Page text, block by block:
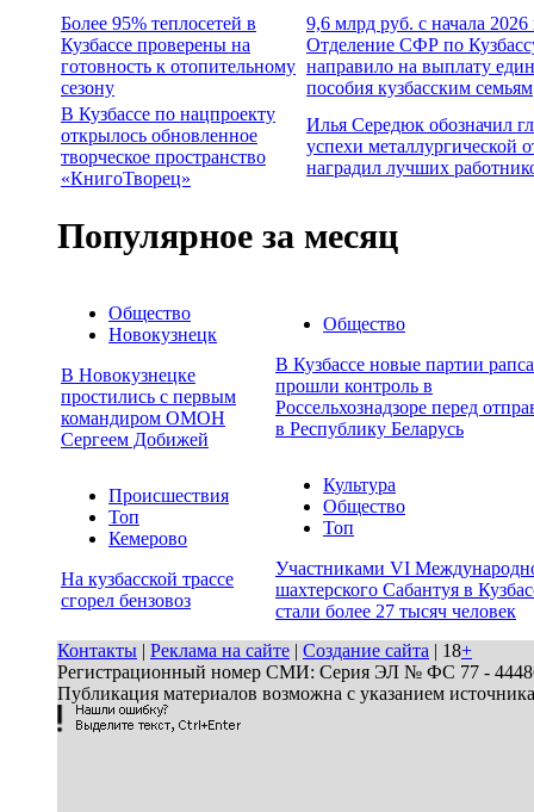
Более 95% теплосетей в
Кузбассе проверены на
готовность к отопительному
сезону
9,6 млрд руб. с начала 2026
Отделение СФР по
направило на выплату
пособия кузбасским семьям
В Кузбассе по нацпроекту
открылось обновленное
творческое пространство
«КнигоТворец»
Илья Середюк обозначил
успехи металлургической
наградил лучших
Популярное за месяц
Общество
Новокузнецк
В Новокузнецке
простились с первым
командиром ОМОН
Сергеем Добижей
Общество
В Кузбассе новые партии рапса
прошли контроль в
Россельхознадзоре перед
в Республику Беларусь
Происшествия
Топ
Кемерово
На кузбасской трассе
сгорел бензовоз
Культура
Общество
Топ
Участниками VI
шахтерского Сабантуя в
стали более 27 тысяч человек
Контакты | Реклама на сайте | Создание сайта | 18+
Регистрационный номер СМИ: Серия ЭЛ № ФС 77 - 44486
Публикация материалов возможна с указанием